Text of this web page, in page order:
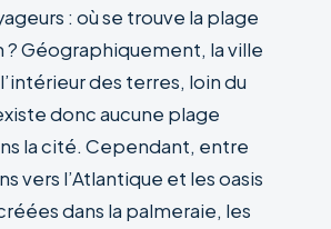
: où se trouve la plage
? Géographiquement, la ville
des terres, loin du
donc aucune plage
la cité. Cependant, entre
vers l’Atlantique et les oasis
dans la palmeraie, les